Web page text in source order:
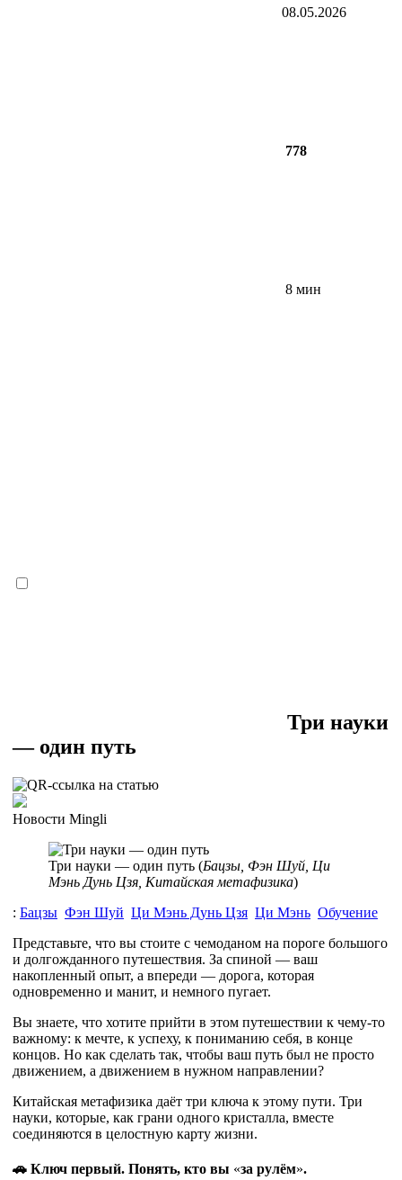
08.05.2026
778
8 мин
Три науки
— один путь
Новости Mingli
Три науки — один путь (Бацзы, Фэн Шуй, Ци
Мэнь Дунь Цзя, Китайская метафизика)
: Бацзы Фэн Шуй Ци Мэнь Дунь Цзя Ци Мэнь Обучение
Представьте, что вы стоите с чемоданом на пороге большого
и долгожданного путешествия. За спиной — ваш
накопленный опыт, а впереди — дорога, которая
одновременно и манит, и немного пугает.
Вы знаете, что хотите прийти в этом путешествии к чему-то
важному: к мечте, к успеху, к пониманию себя, в конце
концов. Но как сделать так, чтобы ваш путь был не просто
движением, а движением в нужном направлении?
Китайская метафизика даёт три ключа к этому пути. Три
науки, которые, как грани одного кристалла, вместе
соединяются в целостную карту жизни.
🚗 Ключ первый. Понять, кто вы «за рулём».